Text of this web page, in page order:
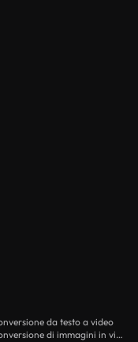
da testo a video
Flussi di lavoro di intelligenza artificiale per la conversione di immagini in video